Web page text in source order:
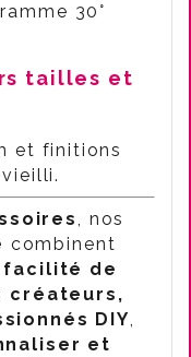
30°
tailles et
et finitions
, nos
combinent
de
créateurs,
DIY,
et